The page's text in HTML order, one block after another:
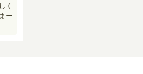
く
ー